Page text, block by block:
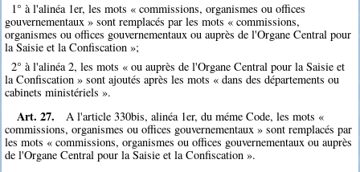
1° à l'alinéa 1er, les mots « commissions, organismes ou offices
gouvernementaux » sont remplacés par les mots « commissions,
organismes ou offices gouvernementaux ou auprès de l'Organe Central pour
la Saisie et la Confiscation »;
2° à l'alinéa 2, les mots « ou auprès de l'Organe Central pour la Saisie et
la Confiscation » sont ajoutés après les mots « dans des départements ou
cabinets ministériels ».
Art. 27.
A l'article 330bis, alinéa 1er, du méme Code, les mots «
commissions, organismes ou offices gouvernementaux » sont remplacés par
les mots « commissions, organismes ou offices gouvernementaux ou auprès
de l'Organe Central pour la Saisie et la Confiscation ».